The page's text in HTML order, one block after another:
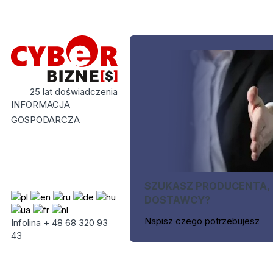
25 lat doświadczenia
INFORMACJA
GOSPODARCZA
Infolina + 48 68 320 93
43
SZUKASZ PRODUCENTA,
DOSTAWCY?
Napisz czego potrzebujesz